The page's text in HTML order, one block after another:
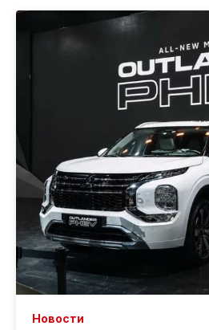
Новости